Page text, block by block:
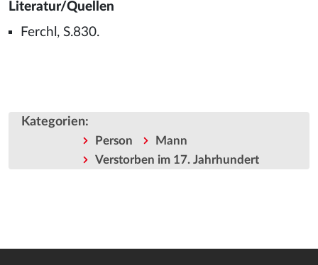
Literatur/Quellen
Ferchl, S.830.
Kategorien:
Person
Mann
Verstorben im 17. Jahrhundert